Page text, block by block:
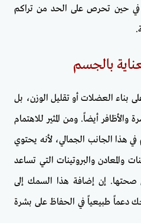
في حين تحرص على الحد من تراكم
بالجسم
بناء العضلات أو تقليل الوزن، بل
أيضاً. ومن المثير للاهتمام
هذا الجانب الجمالي، لأنه يحتوي
والمعادن والبروتينات التي تساعد
صحتها. إن إضافة هذا السمك إلى
دعماً طبيعياً في الحفاظ على بشرة